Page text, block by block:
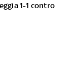
1-1 contro